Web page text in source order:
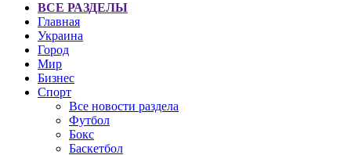
ВСЕ РАЗДЕЛЫ
Главная
Украина
Город
Мир
Бизнес
Спорт
Все новости раздела
Футбол
Бокс
Баскетбол